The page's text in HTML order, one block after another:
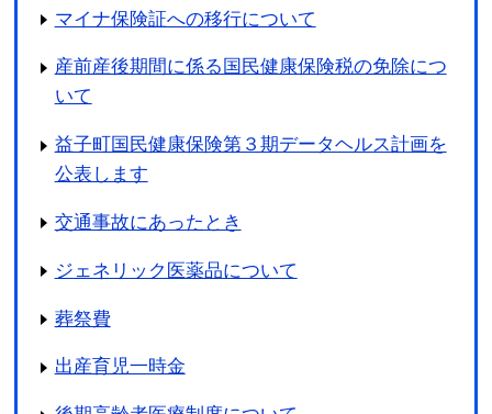
マイナ保険証への移行について
産前産後期間に係る国民健康保険税の免除につ
いて
益子町国民健康保険第３期データヘルス計画を
公表します
交通事故にあったとき
ジェネリック医薬品について
葬祭費
出産育児一時金